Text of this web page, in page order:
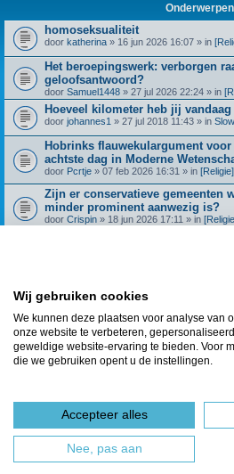
Wij gebruiken cookies
We kunnen deze plaatsen voor analyse van
onze website te verbeteren,
geweldige website-ervaring te bieden. Voor
die we gebruiken opent u de instellingen.
Accepteer alles
Nee, pas aan
Onderwerpen
homoseksualiteit
door katherina » 16 jun 2026 16:07 » in
Het beroepingswerk: verborgen
geloofsantwoord?
door Samuel1448 » 27 jul 2026 22:24 » in
Hoeveel kilometer heb jij
door johannes1 » 27 jul 2018 11:43 » in
Hobrinks flauwekulargument
achtste dag in Moderne
door Pcrtje » 07 feb 2026 16:31 » in
Zijn er conservatieve gemeenten
minder prominent aanwezig is?
door Crispin » 18 jun 2026 17:11 » in
Wat geloof je over de dochter
doorHuisje_op_de_hei» 28 feb 2025 15:21
Berichten van vorige weergeven
Forumoverzicht
Powered byphpBB
Nederlandse vertaling door